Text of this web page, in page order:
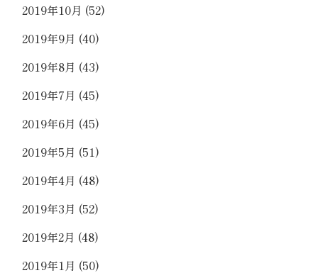
2019年10月 (52)
2019年9月 (40)
2019年8月 (43)
2019年7月 (45)
2019年6月 (45)
2019年5月 (51)
2019年4月 (48)
2019年3月 (52)
2019年2月 (48)
2019年1月 (50)